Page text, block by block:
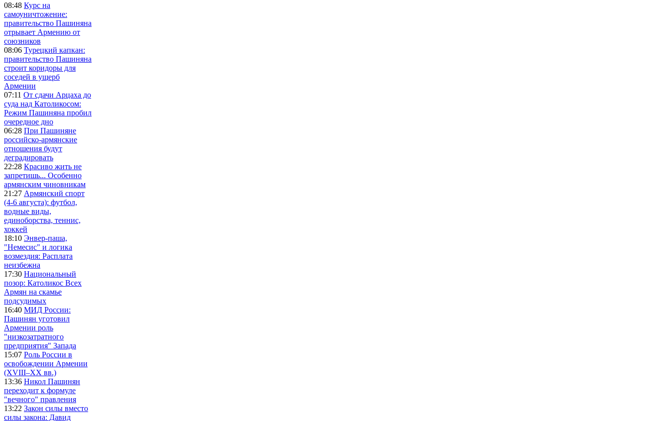
08:48 Курс на
самоуничтожение:
правительство Пашиняна
отрывает Армению от
союзников
08:06 Турецкий капкан:
правительство Пашиняна
строит коридоры для
соседей в ущерб
Армении
07:11 От сдачи Арцаха до
суда над Католикосом:
Режим Пашиняна пробил
очередное дно
06:28 При Пашиняне
российско-армянские
отношения будут
деградировать
22:28 Красиво жить не
запретишь... Особенно
армянским чиновникам
21:27 Армянский спорт
(4-6 августа): футбол,
водные виды,
единоборства, теннис,
хоккей
18:10 Энвер-паша,
"Немесис" и логика
возмездия: Расплата
неизбежна
17:30 Национальный
позор: Католикос Всех
Армян на скамье
подсудимых
16:40 МИД России:
Пашинян уготовил
Армении роль
"низкозатратного
предприятия" Запада
15:07 Роль России в
освобождении Армении
(XVIII–XX вв.)
13:36 Никол Пашинян
переходит к формуле
"вечного" правления
13:22 Закон силы вместо
силы закона: Давид